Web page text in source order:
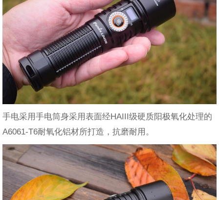
手电采用手电筒身采用表面经HAIII级硬质阳极氧化处理的
A6061-T6耐氧化铝材所打造，抗磨耐用。